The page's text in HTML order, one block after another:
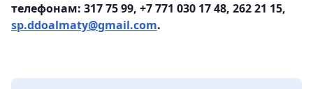
телефонам: 317 75 99, +7 771 030 17 48, 262 21 15,
sp.ddoalmaty@gmail.com.